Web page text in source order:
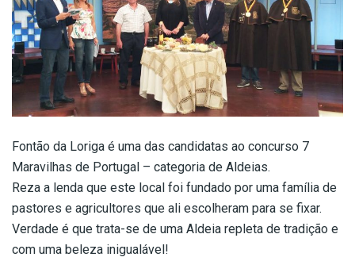
Fontão da Loriga é uma das candidatas ao concurso 7
Maravilhas de Portugal – categoria de Aldeias.
Reza a lenda que este local foi fundado por uma família de
pastores e agricultores que ali escolheram para se fixar.
Verdade é que trata-se de uma Aldeia repleta de tradição e
com uma beleza inigualável!